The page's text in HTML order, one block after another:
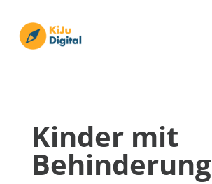
Kinder mit
Behinderung